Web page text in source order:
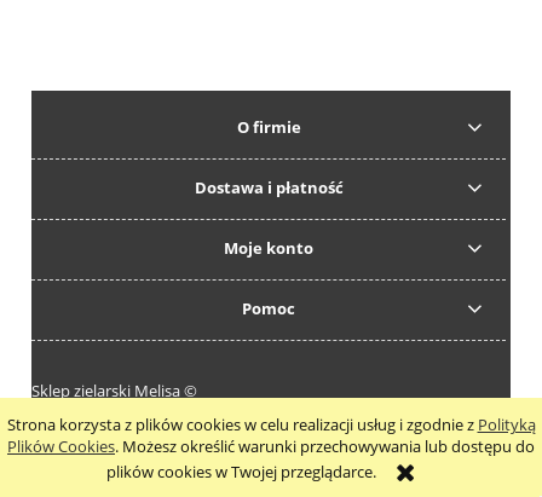
Strona korzysta z plików cookies w celu realizacji usług i zgodnie z Polityką
Plików Cookies. Możesz określić warunki przechowywania lub dostępu do
plików cookies w Twojej przeglądarce.
O firmie
Dostawa i płatność
Moje konto
Pomoc
Sklep zielarski Melisa ©
pokaż pełną wersję strony
Sklep internetowy Shoper.pl